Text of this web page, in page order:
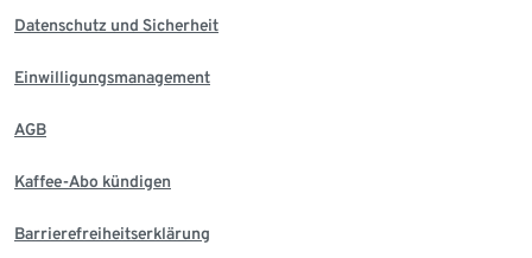
Datenschutz und Sicherheit
Einwilligungsmanagement
AGB
Kaffee-Abo kündigen
Barrierefreiheitserklärung